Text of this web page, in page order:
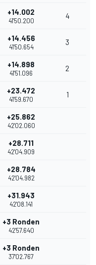
+14.002
41'50.200
4
+14.456
41'50.654
3
+14.898
41'51.096
2
+23.472
41'59.670
1
+25.862
42'02.060
+28.711
42'04.909
+28.784
42'04.982
+31.943
42'08.141
+3 Ronden
42'57.640
+3 Ronden
37'02.767